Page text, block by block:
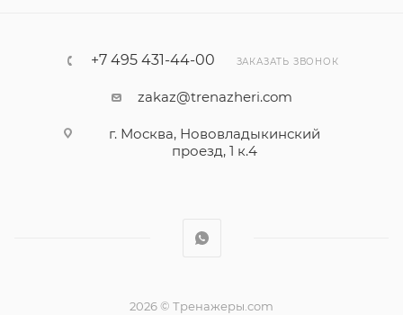
+7 495 431-44-00 ЗАКАЗАТЬ ЗВОНОК
zakaz@trenazheri.com
г. Москва, Нововладыкинский
проезд, 1 к.4
2026 © Тренажеры.com